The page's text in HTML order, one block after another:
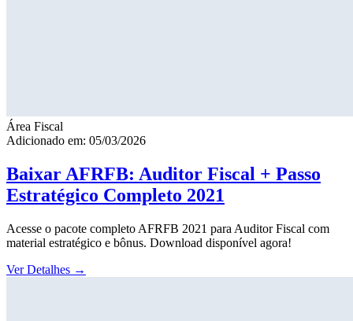
Área Fiscal
Adicionado em: 05/03/2026
Baixar AFRFB: Auditor Fiscal + Passo
Estratégico Completo 2021
Acesse o pacote completo AFRFB 2021 para Auditor Fiscal com
material estratégico e bônus. Download disponível agora!
Ver Detalhes →